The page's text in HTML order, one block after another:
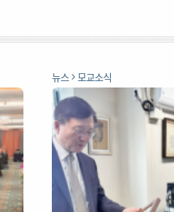
뉴스 모교소식